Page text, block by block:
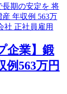
企業】鍛
563万円